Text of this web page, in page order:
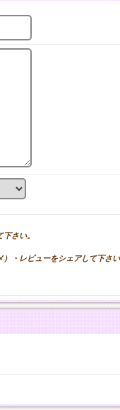
さい。
・レビューをシェアして下さい